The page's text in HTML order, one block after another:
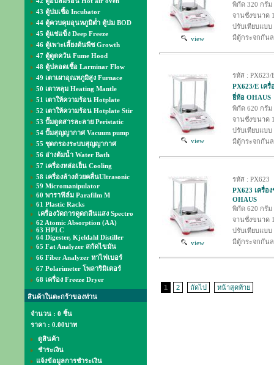
43 ตู้บ่มเชื้อ Incubator
44 ตู้ควบคุมอุนหภูมิต่ำ ตู้บ่ม BOD
45 ตู้แช่แข็ง Deep Freeze
46 ตู้เพาะเลี้ยงต้นพืช Growth
47 ตู้ดูดควัน Fume Hood
48 ตู้ปลอดเชื้อ Larminar Flow
49 เตาเผาอุณหภูมิสูง Furnace
50 เตาหลุม Heating Mantle
51 เตาให้ความร้อน Hotplate
52 เตาให้ความร้อน Hotplate Stir
53 ปั๊มดูดสารละลาย Peristatic
54 ปั๊มสุญญากาศ Vacuum pump
55 ชุดกรองระบบสุญญากาศ
56 อ่างต้มน้ำ Water Bath
57 เครื่องหล่อเย็น Cooling
58 เครื่องล้างด้วยคลื่นUltrasonic
59 Micromanipulator
60 พาราฟิล์ม Parafilm M
61 Plastic Racks
เครื่องวัดการดูดกลืนแสง Spectro
62 Atomic Absorption (AA)
63 HPLC
64 Digester, Kjeldahl Distiller
65 Fat Analyzer สกัดไขมัน
66 Fiber Analyzer หาไฟเบอร์
67 Polarimeter โพลาริมิเตอร์
68 เครื่อง Freeze Dryer
สินค้าในตะกร้าของท่าน
จำนวน : 0 ชิ้น
ราคา : 0.00บาท
ดูสินค้า
ชำระเงิน
แจ้งข้อมูลการชำระเงิน
view
พิกัด 320 กรัม
จานชั่งขนาด
ปรับเทียบแบบ
มีตู้กระจกกัน
view
รหัส : PX623/
PX623/E เค
ยี่ห้อ OHAUS
พิกัด 620 กรัม
จานชั่งขนาด
ปรับเทียบแบบ
มีตู้กระจกกัน
view
รหัส : PX623
PX623 เครื่อ
OHAUS
พิกัด 620 กรัม
จานชั่งขนาด
ปรับเทียบแบบ
มีตู้กระจกกัน
1 2 ถัดไป หน้าสุดท้าย